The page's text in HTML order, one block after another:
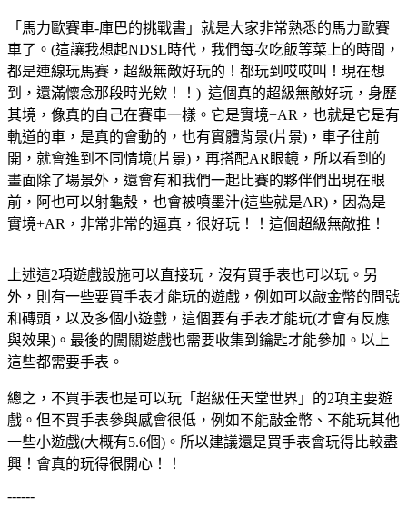
「馬力歐賽車-庫巴的挑戰書」就是大家非常熟悉的馬力歐賽
車了。(這讓我想起NDSL時代，我們每次吃飯等菜上的時間，
都是連線玩馬賽，超級無敵好玩的！都玩到哎哎叫！現在想
到，還滿懷念那段時光欸！！) 這個真的超級無敵好玩，身歷
其境，像真的自己在賽車一樣。它是實境+AR，也就是它是有
軌道的車，是真的會動的，也有實體背景(片景)，車子往前
開，就會進到不同情境(片景)，再搭配AR眼鏡，所以看到的
畫面除了場景外，還會有和我們一起比賽的夥伴們出現在眼
前，阿也可以射龜殼，也會被噴墨汁(這些就是AR)，因為是
實境+AR，非常非常的逼真，很好玩！！這個超級無敵推！
上述這2項遊戲設施可以直接玩，沒有買手表也可以玩。另
外，則有一些要買手表才能玩的遊戲，例如可以敲金幣的問號
和磚頭，以及多個小遊戲，這個要有手表才能玩(才會有反應
與效果)。最後的闖關遊戲也需要收集到鑰匙才能參加。以上
這些都需要手表。
總之，不買手表也是可以玩「超級任天堂世界」的2項主要遊
戲。但不買手表參與感會很低，例如不能敲金幣、不能玩其他
一些小遊戲(大概有5.6個)。所以建議還是買手表會玩得比較盡
興！會真的玩得很開心！！
------